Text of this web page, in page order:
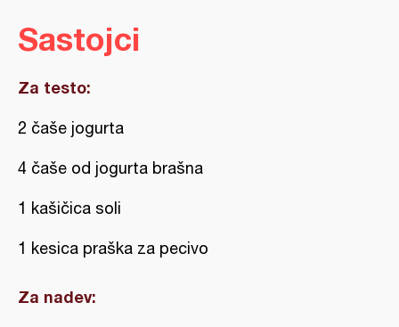
Sastojci
Za testo:
2 čaše jogurta
4 čaše od jogurta brašna
1 kašičica soli
1 kesica praška za pecivo
Za nadev: